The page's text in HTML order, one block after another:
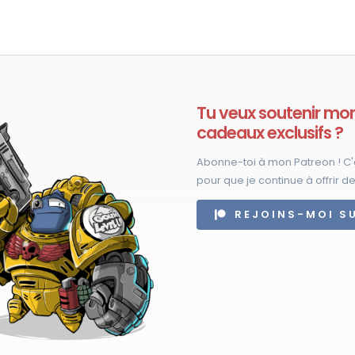
sur
la
Tu veux soutenir
cadeaux exclusifs ?
Abonne-toi à mon Patreon !
pour que je continue à offrir
REJOINS-MOI